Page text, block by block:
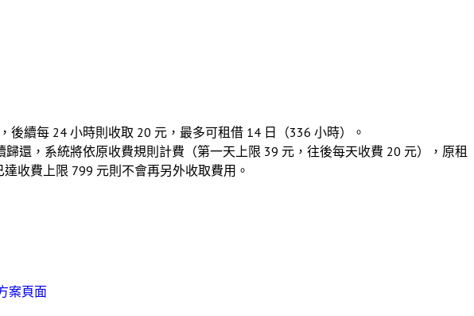
續每 24 小時則收取 20 元，最多可租借 14 日（336 小時）。
還，系統將依原收費規則計費（第一天上限 39 元，往後每天收費 20 元），原租
收費上限 799 元則不會再另外收取費用。
案頁面